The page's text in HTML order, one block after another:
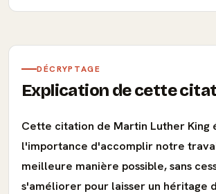
DÉCRYPTAGE
Explication de cette
Cette citation de Martin Luther King
l'importance d'accomplir notre
meilleure manière possible, sans
s'améliorer pour laisser un héritage